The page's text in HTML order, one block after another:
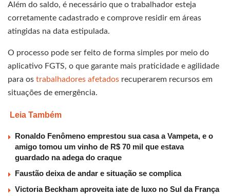
Além do saldo, é necessário que o trabalhador esteja
corretamente cadastrado e comprove residir em áreas
atingidas na data estipulada.
O processo pode ser feito de forma simples por meio do
aplicativo FGTS, o que garante mais praticidade e agilidade
para os trabalhadores afetados recuperarem recursos em
situações de emergência.
Leia Também
Ronaldo Fenômeno emprestou sua casa a Vampeta, e o
amigo tomou um vinho de R$ 70 mil que estava
guardado na adega do craque
Faustão deixa de andar e situação se complica
Victoria Beckham aproveita iate de luxo no Sul da França